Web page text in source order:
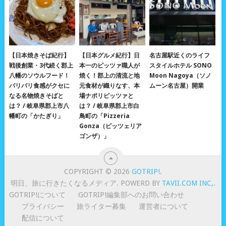
【日本焼きそば紀行】
戦後創業・3代続く郡上
八幡のソウルフード！
パリパリ食感がクセに
なる名物焼きそばと
は？ / 岐阜県郡上市八
幡町の「かたぎり」
【日本グルメ紀行】日
本一のピッツァ職人が
焼く！郡上の清流と地
元食材が織りなす、本
場ナポリピッツァと
は？ / 岐阜県郡上市白
鳥町の「Pizzeria
Gonza（ピッツェリア
ゴンザ）」
名古屋駅近くのライフ
スタイルホテル SONO
Moon Nagoya（ソノ
ムーン名古屋）開業
COPYRIGHT © 2026GOTRIP!.
明日、旅に行きたくなるメディア. POWERD BY TAVII.COM INC,.
GOTRIP!について
GOTRIP!編集部へのお問い合わせ
プライバシー
旅ライター募集
運営者について
配信について